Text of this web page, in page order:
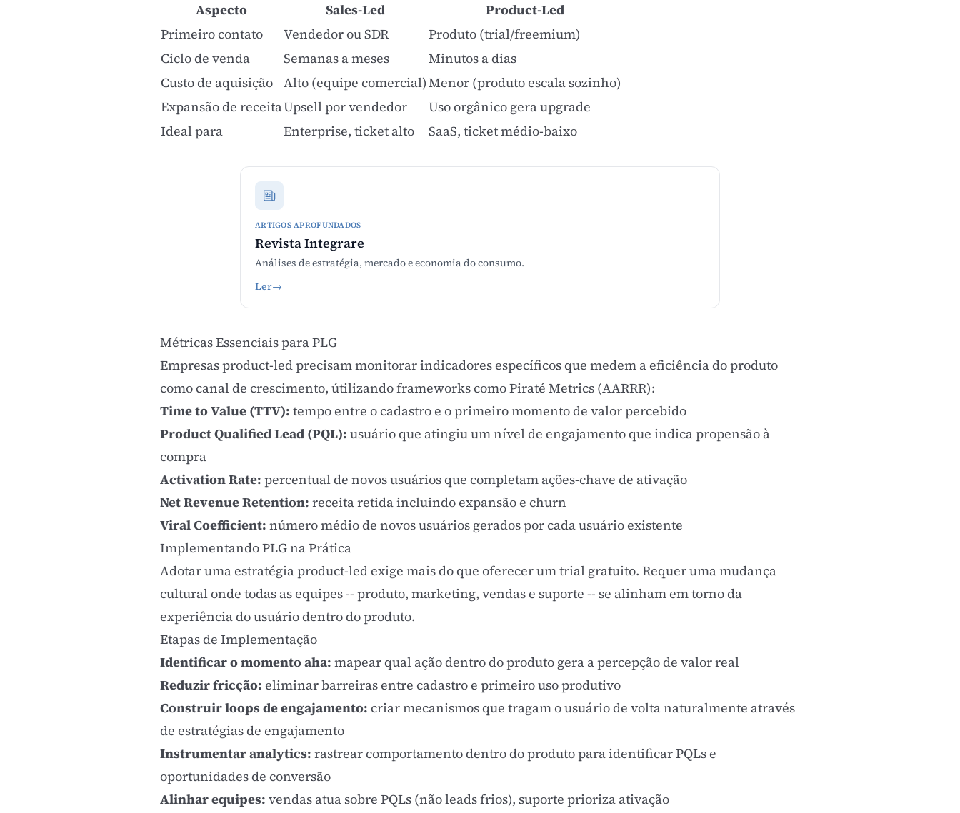
Aspecto
Sales-Led
Product-Led
Primeiro contato
Vendedor ou SDR
Produto (trial/freemium)
Ciclo de venda
Semanas a meses
Minutos a dias
Custo de aquisição Alto (equipe comercial)Menor (produto escala sozinho)
Expansão de receitaUpsell por vendedor
Uso orgânico gera upgrade
Ideal para
Enterprise, ticket alto SaaS, ticket médio-baixo
ARTIGOS APROFUNDADOS
Revista Integrare
Análises de estratégia, mercado e economia do consumo.
Ler→
Métricas Essenciais para PLG
Empresas product-led precisam monitorar indicadores específicos que medem a eficiência do produto
como canal de crescimento, útilizando frameworks comoPiraté Metrics (AARRR):
Time to Value (TTV): tempo entre o cadastro e o primeiro momento de valor percebido
Product Qualified Lead (PQL): usuário que atingiu um nível de engajamentoque indica propensão à
compra
Activation Rate: percentual de novos usuários que completam ações-chave de ativação
Net Revenue Retention: receita retida incluindo expansão e churn
Viral Coefficient: número médio de novos usuários gerados por cada usuário existente
Implementando PLG na Prática
Adotar uma estratégia product-led exige mais do que oferecer um trial gratuito. Requer uma mudança
cultural onde todas as equipes -- produto, marketing, vendas e suporte -- se alinham em torno da
experiência do usuário dentro do produto.
Etapas de Implementação
Identificar o momento aha: mapear qual ação dentro do produto gera a percepção de valor real
Reduzir fricção: eliminar barreiras entre cadastro e primeiro uso produtivo
Construir loops de engajamento: criar mecanismos que tragam o usuário de volta naturalmente através
de estratégias de engajamento
Instrumentar analytics: rastrear comportamento dentro do produto para identificar PQLs e
oportunidades de conversão
Alinhar equipes: vendas atua sobre PQLs (não leads frios), suporte prioriza ativação